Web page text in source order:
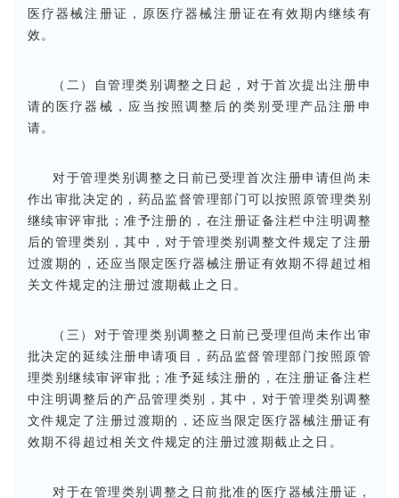
医疗器械注册证，原医疗器械注册证在有效期内继续有
效。
（二）自管理类别调整之日起，对于首次提出注册申
请的医疗器械，应当按照调整后的类别受理产品注册申
请。
对于管理类别调整之日前已受理首次注册申请但尚未
作出审批决定的，药品监督管理部门可以按照原管理类别
继续审评审批；准予注册的，在注册证备注栏中注明调整
后的管理类别，其中，对于管理类别调整文件规定了注册
过渡期的，还应当限定医疗器械注册证有效期不得超过相
关文件规定的注册过渡期截止之日。
（三）对于管理类别调整之日前已受理但尚未作出审
批决定的延续注册申请项目，药品监督管理部门按照原管
理类别继续审评审批；准予延续注册的，在注册证备注栏
中注明调整后的产品管理类别，其中，对于管理类别调整
文件规定了注册过渡期的，还应当限定医疗器械注册证有
效期不得超过相关文件规定的注册过渡期截止之日。
对于在管理类别调整之日前批准的医疗器械注册证，